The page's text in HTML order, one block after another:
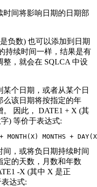
时间将影响日期的日期部
负数) 也可以添加到日期
持续时间一样，结果是有
，就会在 SQLCA 中设
个日期，或者从某个日
么该日期将按指定的年
因此， DATE1 + X (其
) 等价于表达式:
MONTH(X) MONTHS +
，或将负日期持续时间
定的天数，月数和年数
-X (其中 X 是正
达式: